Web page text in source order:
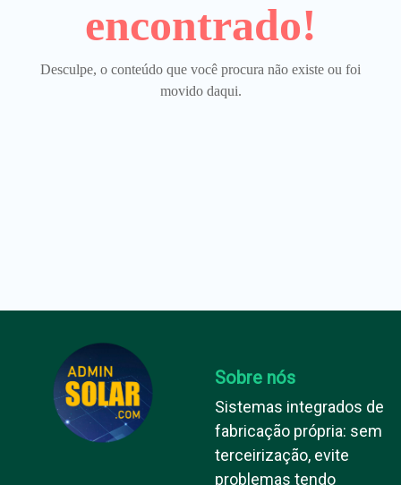
encontrado!
Desculpe, o conteúdo que você procura não existe ou foi
movido daqui.
Sobre nós
Sistemas integrados de
fabricação própria: sem
terceirização, evite
problemas tendo